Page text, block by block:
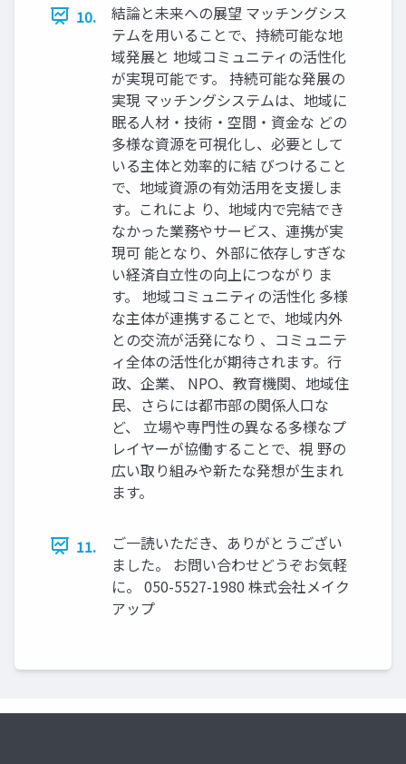
10.
結論と未来への展望 マッチングシス
テムを用いることで、持続可能な地
域発展と 地域コミュニティの活性化
が実現可能です。 持続可能な発展の
実現 マッチングシステムは、地域に
眠る人材・技術・空間・資金な どの
多様な資源を可視化し、必要として
いる主体と効率的に結 びつけること
で、地域資源の有効活用を支援しま
す。これによ り、地域内で完結でき
なかった業務やサービス、連携が実
現可 能となり、外部に依存しすぎな
い経済自立性の向上につながり ま
す。 地域コミュニティの活性化 多様
な主体が連携することで、地域内外
との交流が活発になり 、コミュニテ
ィ全体の活性化が期待されます。行
政、企業、 NPO、教育機関、地域住
民、さらには都市部の関係人口な
ど、 立場や専門性の異なる多様なプ
レイヤーが協働することで、視 野の
広い取り組みや新たな発想が生まれ
ます。
11.
ご一読いただき、ありがとうござい
ました。 お問い合わせどうぞお気軽
に。 050-5527-1980 株式会社メイク
アップ